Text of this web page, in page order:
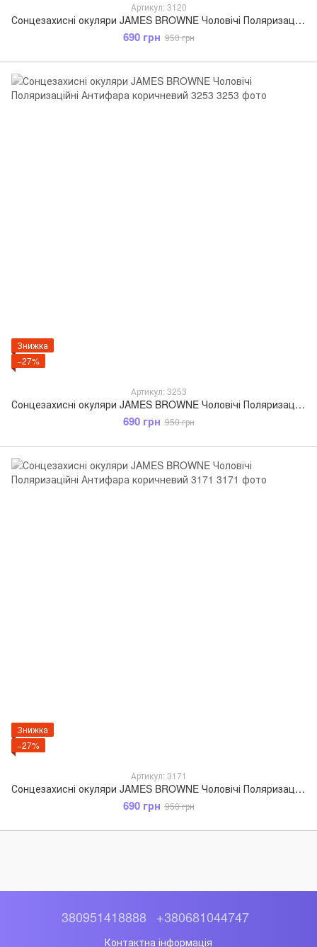
Артикул: 3120
Сонцезахисні окуляри JAMES BROWNE Чоловічі Поляризаційні Антифара коричневий 3120
690 грн 950 грн
Знижка
−27%
Артикул: 3253
Сонцезахисні окуляри JAMES BROWNE Чоловічі Поляризаційні Антифара коричневий 3253
690 грн 950 грн
Знижка
−27%
Артикул: 3171
Сонцезахисні окуляри JAMES BROWNE Чоловічі Поляризаційні Антифара коричневий 3171
690 грн 950 грн
380951418888 +380681044747
Контактна інформація